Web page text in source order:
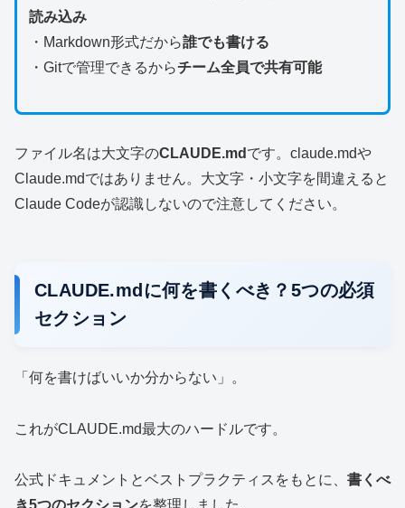
読み込み
・Markdown形式だから誰でも書ける
・Gitで管理できるからチーム全員で共有可能
ファイル名は大文字のCLAUDE.md です。claude.mdや
Claude.mdではありません。大文字・小文字を間違えると
Claude Codeが認識しないので注意してください。
CLAUDE.mdに何を書くべき？5つの必須
セクション
「何を書けばいいか分からない」。
これがCLAUDE.md最大のハードルです。
公式ドキュメントとベストプラクティスをもとに、 書くべ